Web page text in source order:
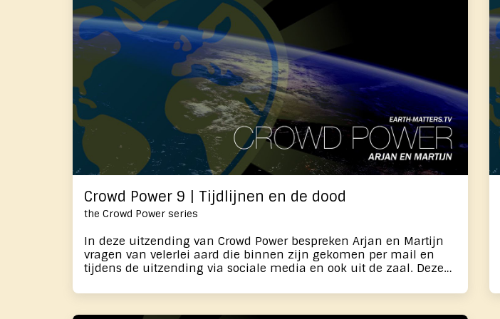
vanuit respect - invloed uitoefenen op zaken die een
fundamentele bijdrage leveren aan het welzijn van ons
bewustzijn. Dit gaan we in de uitzending met elkaar
bekrachtigen.
Crowd Power 9 | Tijdlijnen en de dood
the Crowd Power series
In deze uitzending van Crowd Power bespreken Arjan en Martijn
vragen van velerlei aard die binnen zijn gekomen per mail en
tijdens de uitzending via sociale media en ook uit de zaal. Deze
aan bod en elke keer is er ook een bekrachtiging waar je aan mee